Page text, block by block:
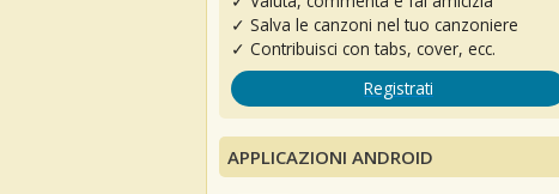
✓ Salva le canzoni nel tuo canzoniere
✓ Contribuisci con tabs, cover, ecc.
Registrati
APPLICAZIONI ANDROID